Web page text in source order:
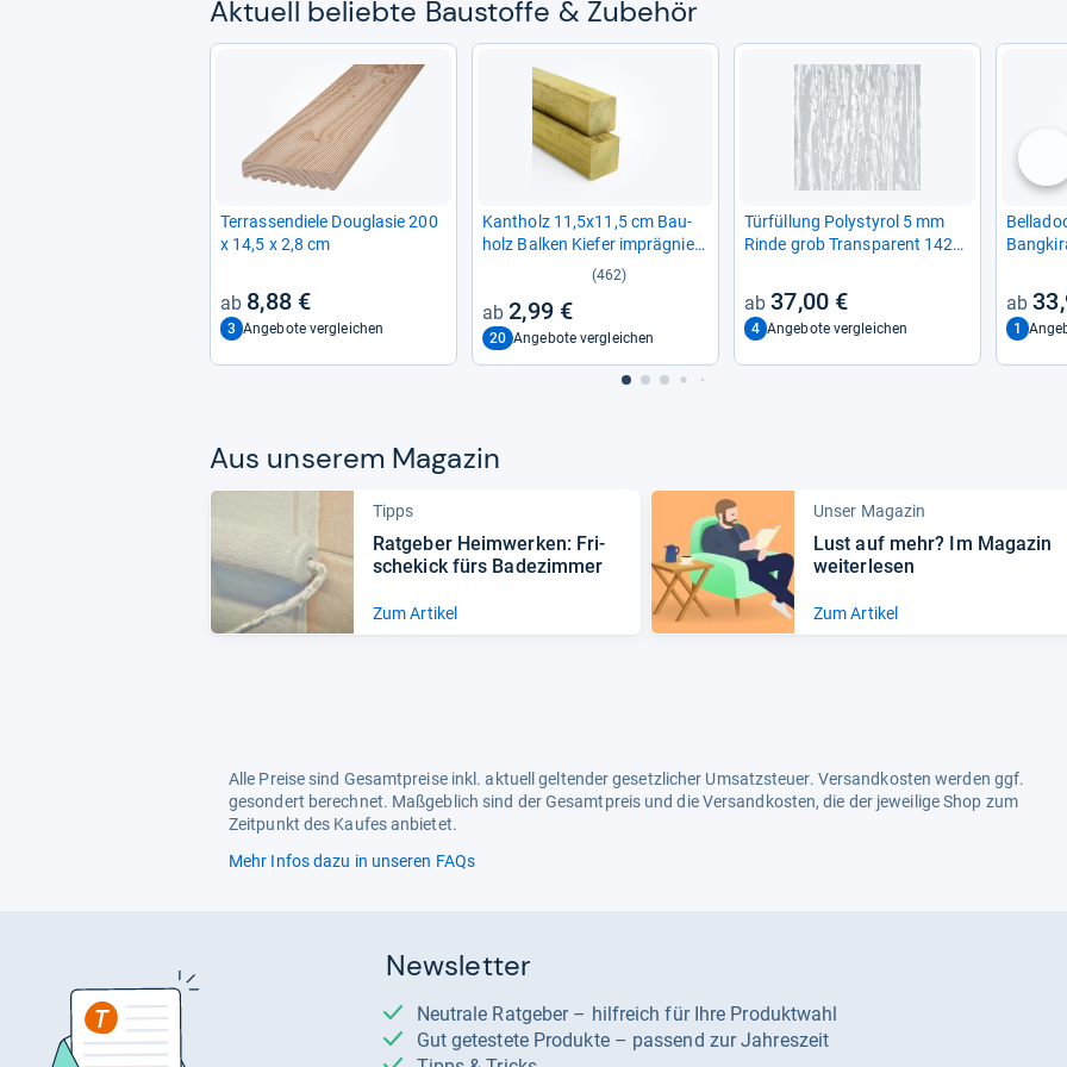
Aktu­ell beliebte Bau­stoffe & Zube­hör
Ter­ras­sen­diele Dou­gla­sie 200
x 14,5 x 2,8 cm
8,88 €
3 Angebote vergleichen
Kant­holz 11,5x11,5 cm Bau­
holz Bal­ken Kie­fer imprä­gniert
Kon­struk­tion Pfos­ten
(462)
2,99 €
20 Angebote vergleichen
Tür­fül­lung Poly­sty­rol 5 mm
Rinde grob Trans­pa­rent 1420
37,00 €
4 Angebote vergleichen 1
Aus unse­rem Maga­zin
Tipps
Rat­ge­ber Heim­wer­ken: Fri­
sche­kick fürs Bade­zim­mer
Zum Artikel
Unser Magazin
Lust auf mehr? Im Maga­zin
wei­ter­le­sen
Zum Artikel
Alle Preise sind Gesamtpreise inkl. aktuell geltender gesetzlicher Umsatzsteuer. Versandkosten werden ggf.
gesondert berechnet. Maßgeblich sind der Gesamtpreis und die Versandkosten, die der jeweilige Shop zum
Zeitpunkt des Kaufes anbietet.
Mehr Infos dazu in unseren FAQs
Newsletter
Neutrale Ratgeber – hilfreich für Ihre Produktwahl
Gut getestete Produkte – passend zur Jahreszeit